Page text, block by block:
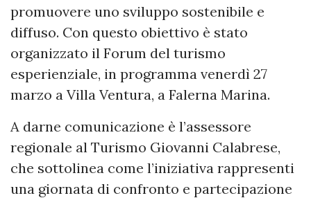
promuovere uno sviluppo sostenibile e
diffuso. Con questo obiettivo è stato
organizzato il Forum del turismo
esperienziale, in programma venerdì 27
marzo a Villa Ventura, a Falerna Marina.
A darne comunicazione è l’assessore
regionale al Turismo Giovanni Calabrese,
che sottolinea come l’iniziativa rappresenti
una giornata di confronto e partecipazione